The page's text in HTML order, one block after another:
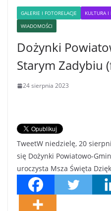
GALERIE I FOTORELACJE KULTURA I
WIADOMOŚCI
Dożynki
Starym Zadybiu
24 sierpnia 2023
TweetW niedzielę, 20
się Dożynki Powiatowo-
uroczysta Msza Święta